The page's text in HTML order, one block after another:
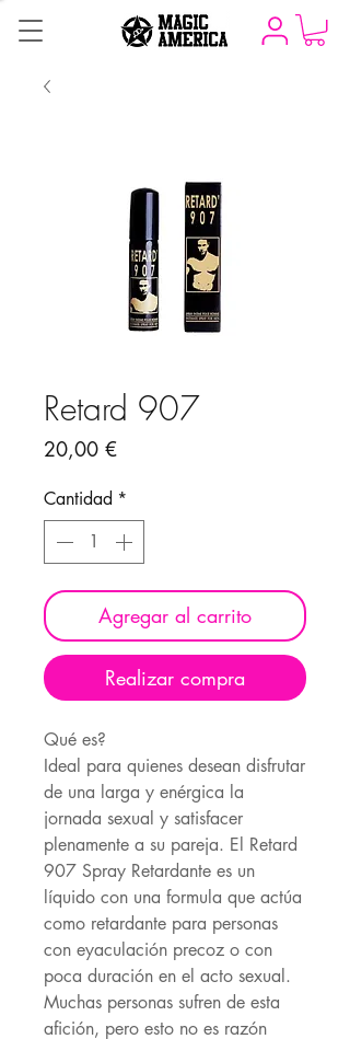
Retard 907
20,00 €Precio
Cantidad *
Agregar al carrito
Realizar compra
Qué es?
Ideal para quienes desean disfrutar
de una larga y enérgica la
jornada sexual y satisfacer
plenamente a su pareja. El Retard
907 Spray Retardante es un
líquido con una formula que actúa
como retardante para personas
con eyaculación precoz o con
poca duración en el acto sexual.
Muchas personas sufren de esta
afición, pero esto no es razón